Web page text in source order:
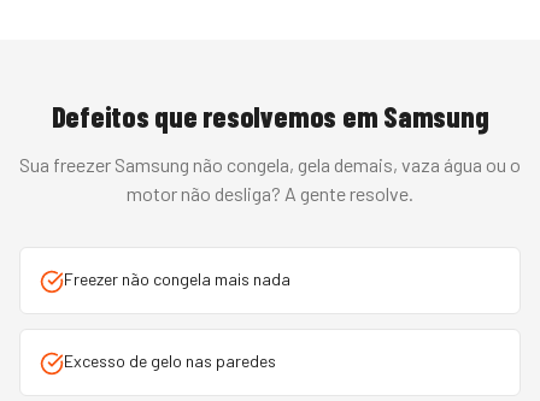
Defeitos que resolvemos em Samsung
Sua freezer Samsung não congela, gela demais, vaza água ou o
motor não desliga? A gente resolve.
Freezer não congela mais nada
Excesso de gelo nas paredes